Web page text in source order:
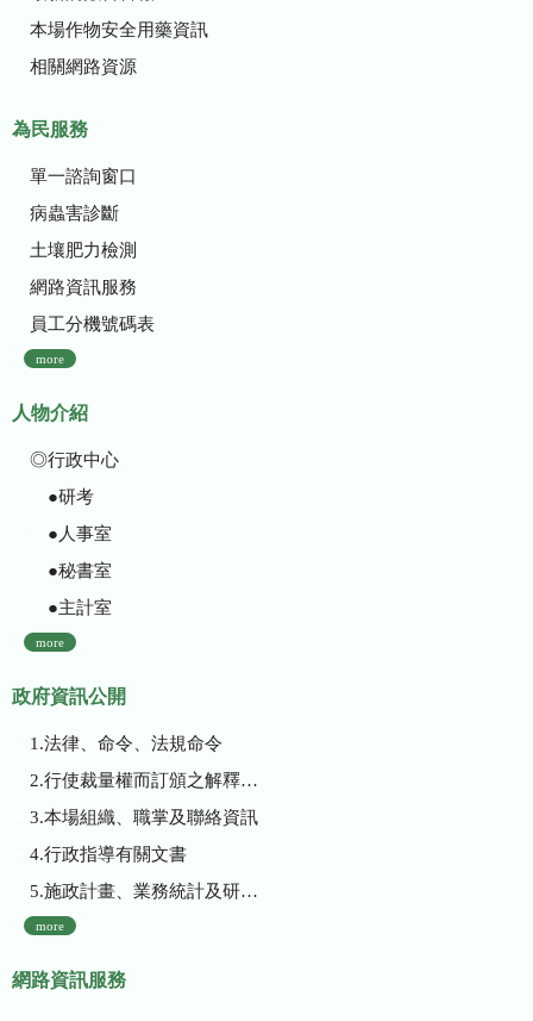
本場作物安全用藥資訊
相關網路資源
為民服務
單一諮詢窗口
病蟲害診斷
土壤肥力檢測
網路資訊服務
員工分機號碼表
more
人物介紹
◎行政中心
●研考
●人事室
●秘書室
●主計室
more
政府資訊公開
1.法律、命令、法規命令
2.行使裁量權而訂頒之解釋性規定及裁量基準
3.本場組織、職掌及聯絡資訊
4.行政指導有關文書
5.施政計畫、業務統計及研究報告
more
網路資訊服務